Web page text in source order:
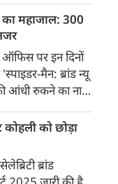
एक बेहद
आई है।
रोमांटिक
कैफे' के दूसरे
पुष्टि कर दी
महाजाल: 300
ऑफिस पर इन दिनों
मैन: ब्रांड न्यू
आंधी रुकने का नाम
जाला बुना है कि
खींचे चले आ रहे
एक्सटेंडेड वीकेंड
डेज (सोमवार
कोहली को छोड़ा
ब्रांड